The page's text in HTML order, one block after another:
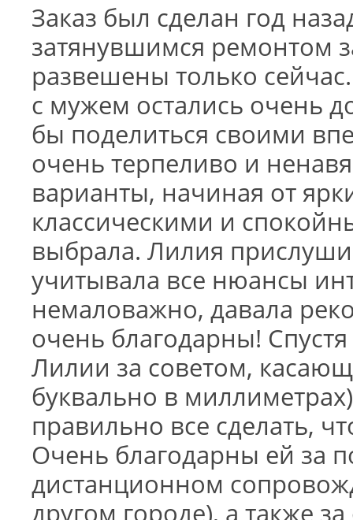
Заказ был сделан год
затянувшимся ремонтом
развешены только
с мужем остались очень
бы поделиться своими
очень терпеливо и
варианты, начиная от
классическими и
выбрала. Лилия
учитывала все нюансы
немаловажно, давала
очень благодарны!
Лилии за советом,
буквально в
правильно все сделать,
Очень благодарны ей за
дистанционном
другом городе), а также